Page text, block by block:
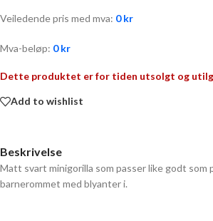
Veiledende pris med mva: 0kr
Mva-beløp: 0kr
Dette produktet er for tiden utsolgt og
Add to wishlist
Beskrivelse
Matt svart minigorilla som passer like godt som
barnerommet med blyanter i.